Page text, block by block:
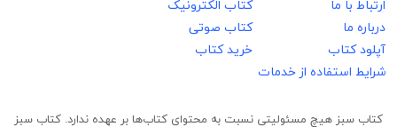
ارتباط با ما
درباره ما
آپلود کتاب
شرایط استفاده از خدمات
کتاب الکترونیک
کتاب صوتی
خرید کتاب
کتاب سبز هیچ مسئولیتی نسبت به محتوای کتاب‌ها بر عهده ندارد. کتاب سبز